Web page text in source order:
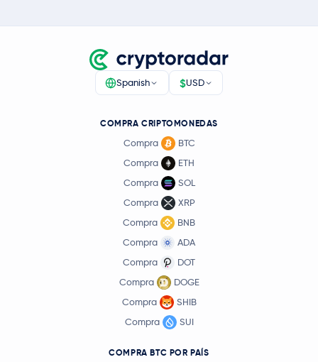
Spanish $USD
COMPRA CRIPTOMONEDAS
Compra
BTC
Compra
ETH
Compra
SOL
Compra
XRP
Compra
BNB
Compra
ADA
Compra
DOT
Compra
DOGE
Compra
SHIB
Compra
SUI
COMPRA BTC POR PAÍS